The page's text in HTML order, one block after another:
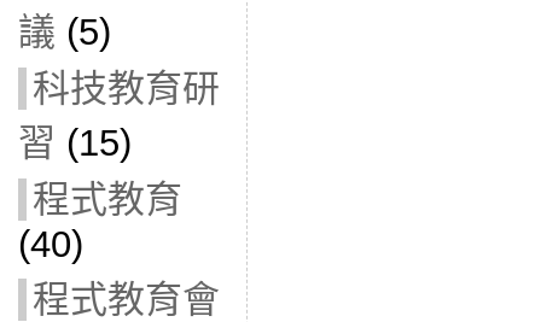
議 (5)
科技教育研
習 (15)
程式教育
(40)
程式教育會